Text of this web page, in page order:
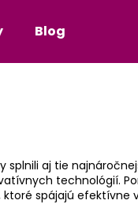
Blog
aj tie
technológií.
spájajú efektívne